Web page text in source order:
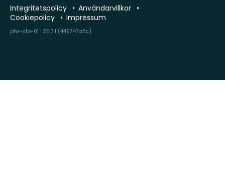
Integritetspolicy
Användarvillkor
Cookiepolicy
Impressum
phx-sto-01 · 26.7.1 (449747a8c)